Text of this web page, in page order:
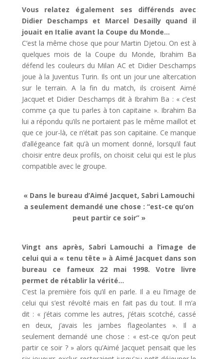
Vous relatez également ses différends avec
Didier Deschamps et Marcel Desailly quand il
jouait en Italie avant la Coupe du Monde…
C’est la même chose que pour Martin Djetou. On est à
quelques mois de la Coupe du Monde, Ibrahim Ba
défend les couleurs du Milan AC et Didier Deschamps
joue à la Juventus Turin. Ils ont un jour une altercation
sur le terrain. A la fin du match, ils croisent Aimé
Jacquet et Didier Deschamps dit à Ibrahim Ba : « c’est
comme ça que tu parles à ton capitaine ». Ibrahim Ba
lui a répondu qu’ils ne portaient pas le même maillot et
que ce jour-là, ce n’était pas son capitaine. Ce manque
d’allégeance fait qu’à un moment donné, lorsqu’il faut
choisir entre deux profils, on choisit celui qui est le plus
compatible avec le groupe.
« Dans le bureau d’Aimé Jacquet, Sabri Lamouchi
a seulement demandé une chose : “est-ce qu’on
peut partir ce soir” »
Vingt ans après, Sabri Lamouchi a l’image de
celui qui a « tenu tête » à Aimé Jacquet dans son
bureau ce fameux 22 mai 1998. Votre livre
permet de rétablir la vérité…
C’est la première fois qu’il en parle. Il a eu l’image de
celui qui s’est révolté mais en fait pas du tout. Il m’a
dit : « j’étais comme les autres, j’étais scotché, cassé
en deux, j’avais les jambes flageolantes ». Il a
seulement demandé une chose : « est-ce qu’on peut
partir ce soir ? » alors qu’Aimé Jacquet pensait que les